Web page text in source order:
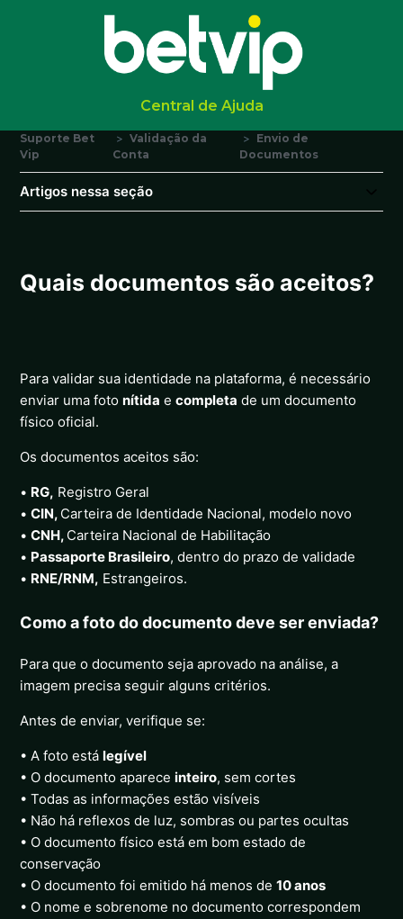
Central de Ajuda
Suporte Bet
Vip
Validação da
Conta
Envio de
Documentos
Artigos nessa seção
Quais documentos são aceitos?
Para validar sua identidade na plataforma, é necessário
enviar uma fotonítida ecompleta de um documento
físico oficial.
Os documentos aceitos são:
• RG, Registro Geral
•CIN, Carteira de Identidade Nacional, modelo novo
•CNH, Carteira Nacional de Habilitação
• Passaporte Brasileiro, dentro do prazo de validade
• RNE/RNM, Estrangeiros.
Como a foto do documento deve ser enviada?
Para que o documento seja aprovado na análise, a
imagem precisa seguir alguns critérios.
Antes de enviar, verifique se:
• A foto estálegível
• O documento apareceinteiro, sem cortes
• Todas as informações estão visíveis
• Não há reflexos de luz, sombras ou partes ocultas
• O documento físico está em bom estado de
conservação
• O documento foi emitido há menos de10 anos
• O nome e sobrenome no documento correspondem